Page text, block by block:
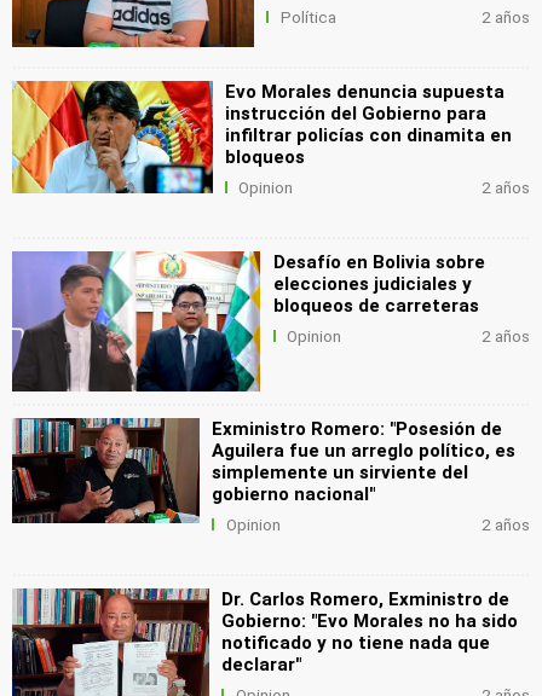
Política 2 años
Evo Morales denuncia supuesta
instrucción del Gobierno para
infiltrar policías con dinamita en
bloqueos
Opinion 2 años
Desafío en Bolivia sobre
elecciones judiciales y
bloqueos de carreteras
Opinion 2 años
Exministro Romero: "Posesión de
Aguilera fue un arreglo político, es
simplemente un sirviente del
gobierno nacional"
Opinion 2 años
Dr. Carlos Romero, Exministro de
Gobierno: "Evo Morales no ha sido
notificado y no tiene nada que
declarar"